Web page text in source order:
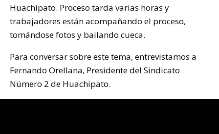
Huachipato. Proceso tarda varias horas y
trabajadores están acompañando el proceso,
tomándose fotos y bailando cueca.
Para conversar sobre este tema, entrevistamos a
Fernando Orellana, Presidente del Sindicato
Número 2 de Huachipato.